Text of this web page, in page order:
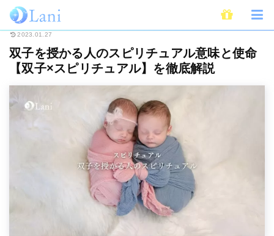
ホーム スピリチュアル 双子を授かる人のスピリチュアル意味と使命【双
2023.01.27
双子を授かる人のスピリチュアル意味と使命
【双子×スピリチュアル】を徹底解説